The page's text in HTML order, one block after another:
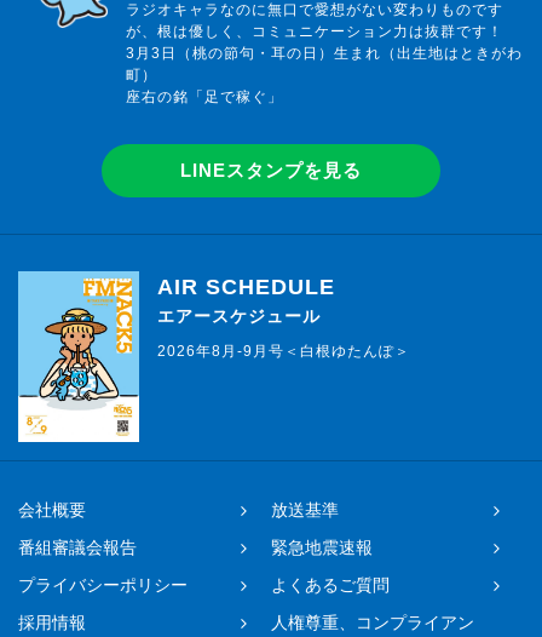
ラジオキャラなのに無口で愛想がない変わりものです
が、根は優しく、コミュニケーション力は抜群です！
3月3日（桃の節句・耳の日）生まれ（出生地はときがわ
町）
座右の銘「足で稼ぐ」
LINEスタンプを見る
AIR SCHEDULE
エアースケジュール
2026年8月-9月号＜白根ゆたんぽ＞
会社概要
放送基準
番組審議会報告
緊急地震速報
プライバシーポリシー
よくあるご質問
採用情報
人権尊重、コンプライアン